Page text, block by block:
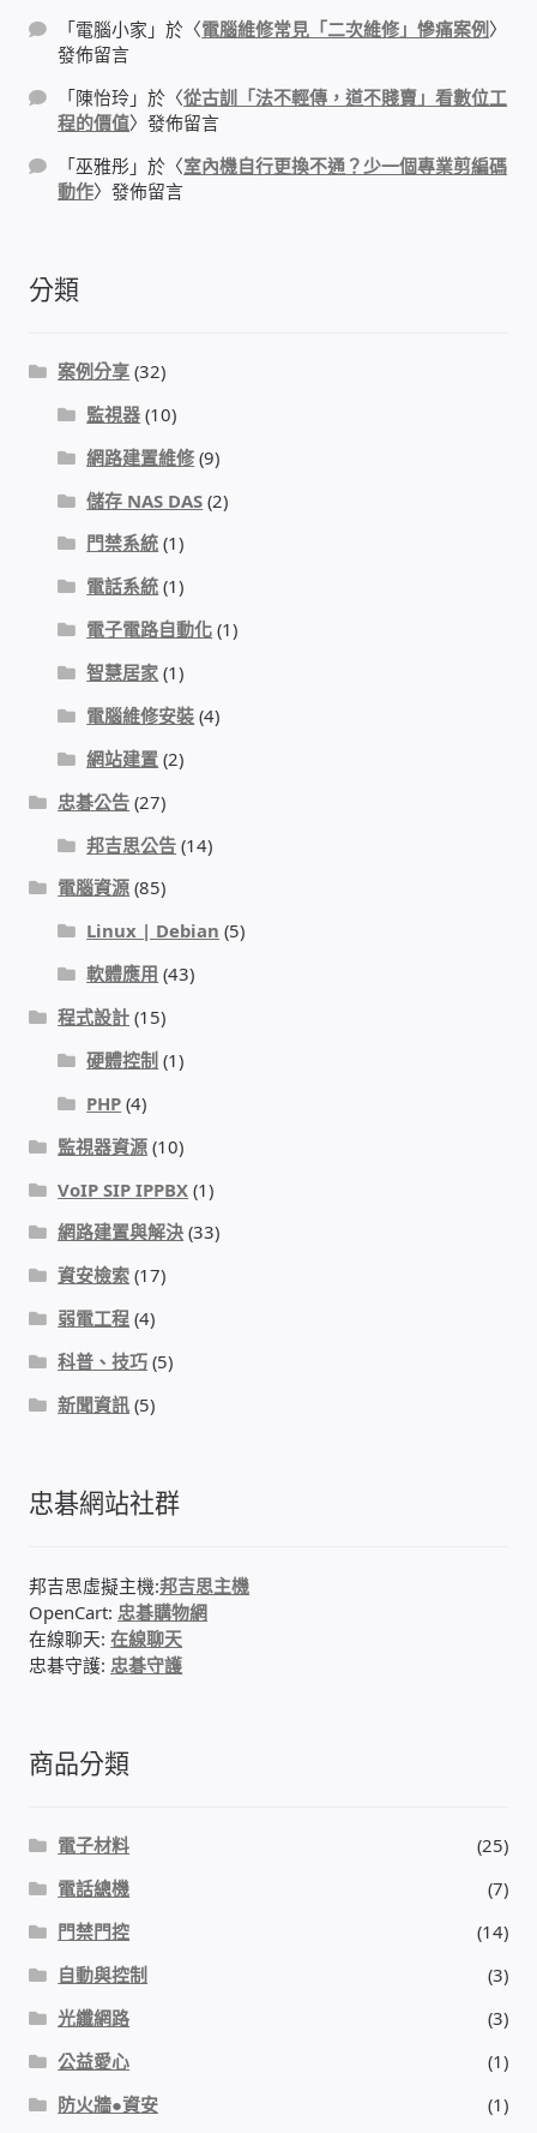
監視器 信和 TBC 固定IP
監視器RS485開門開鐵門開燈開保全
監控健檢‧舊換新專案
電話總機 對講機
迅時數位網路電話總機
IP-PBX 租賃 借測 (雲端總機)
通航國際(Tonnet)
DCS 數位通訊系統
NEC SL2100 電話總機 數位IP通訊系統
安立達(Aristel)
聯盟電子(LINEMEX)
網路型門口視訊對講機
電話 工具 軟體 手冊
門禁安全控制
感應式門鎖、電子鎖
電梯樓層刷卡管制
風速傳感器+PLC自動控制
電子鎖 凱特安Kwikset
電子模組電路模塊
門禁安全控制 工具 軟體 手冊
租屋維修、租屋安全
智慧電錶、儲值、雲端 電子式電錶
充電樁
DIY材料
「電腦小家 」於〈電腦維修常見「二次維修」慘痛案例〉
發佈留言
「陳怡玲 」於〈從古訓「法不輕傳，道不賤賣」看數位工
程的價值〉發佈留言
「巫雅彤 」於〈室內機自行更換不通？少一個專業剪編碼
動作〉發佈留言
分類
案例分享 (32)
監視器 (10)
網路建置維修 (9)
儲存 NAS DAS (2)
門禁系統 (1)
電話系統 (1)
電子電路自動化 (1)
智慧居家 (1)
電腦維修安裝 (4)
網站建置 (2)
忠碁公告 (27)
邦吉思公告 (14)
電腦資源 (85)
Linux | Debian (5)
軟體應用 (43)
程式設計 (15)
硬體控制 (1)
PHP (4)
監視器資源 (10)
VoIP SIP IPPBX (1)
網路建置與解決 (33)
資安檢索 (17)
弱電工程 (4)
科普、技巧 (5)
新聞資訊 (5)
忠碁網站社群
邦吉思虛擬主機:邦吉思主機
OpenCart:忠碁購物網
在線聊天:在線聊天
忠碁守護:忠碁守護
商品分類
電子材料
(25)
電話總機
(7)
門禁門控
(14)
自動與控制
(3)
光纖網路
(3)
公益愛心
(1)
防火牆●資安
(1)